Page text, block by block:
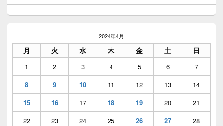
ウ
ィ
ッ
エ
ア
2024年4月
月 火 水 木 金 土 日
1 2 3 4 5 6
7
8
9 10 11 12 13
14
15
16 17 18 19 20
21
22
23 24 25 26 27
28